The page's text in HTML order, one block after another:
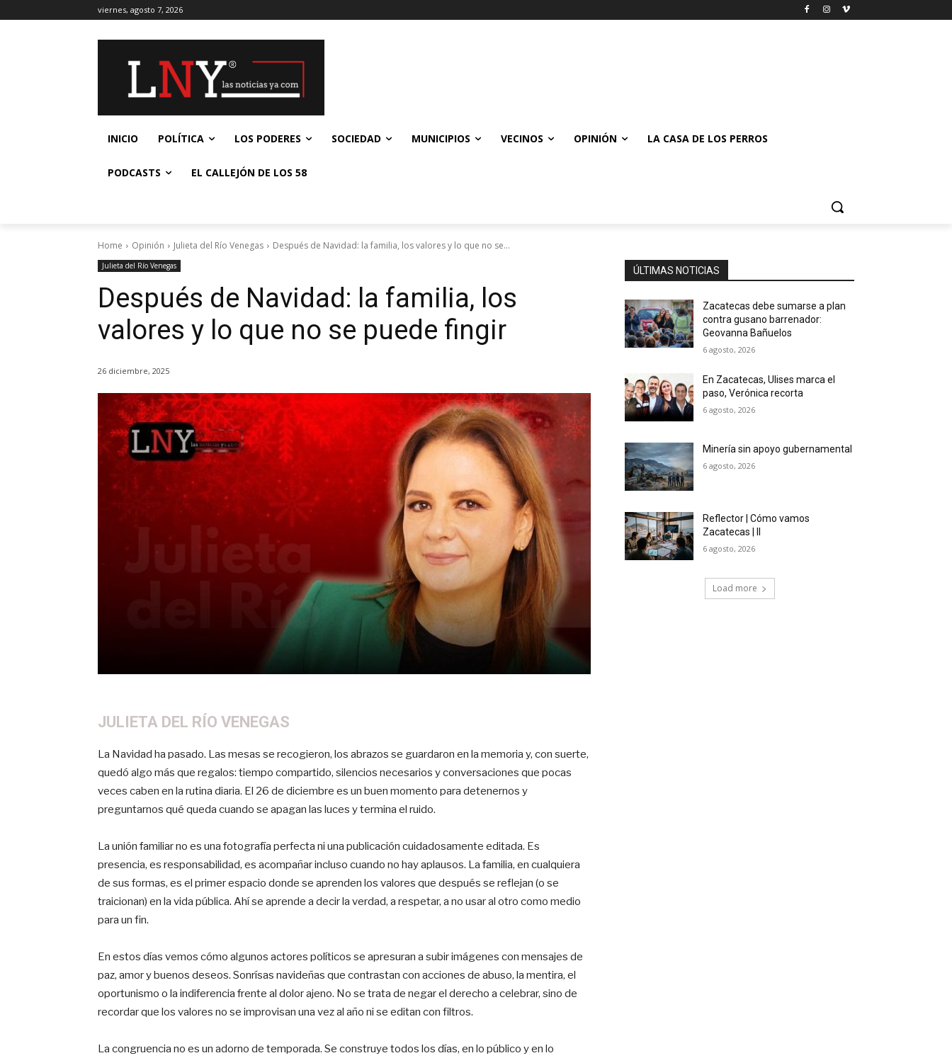
viernes, agosto 7, 2026
INICIO POLÍTICA LOS PODERES SOCIEDAD MUNICIPIOS VECINOS OPINIÓN LA CASA DE LOS PERROS
PODCASTS EL CALLEJÓN DE LOS 58
Home Opinión Julieta del Río Venegas Después de Navidad: la familia, los valores y lo que no se...
Julieta del Río Venegas
Después de Navidad: la familia, los
valores y lo que no se puede fingir
26 diciembre, 2025
JULIETA DEL RÍO VENEGAS
La Navidad ha pasado. Las mesas se recogieron, los abrazos se guardaron en la memoria y, con suerte,
quedó algo más que regalos: tiempo compartido, silencios necesarios y conversaciones que pocas
veces caben en la rutina diaria. El 26 de diciembre es un buen momento para detenernos y
preguntarnos qué queda cuando se apagan las luces y termina el ruido.
La unión familiar no es una fotografía perfecta ni una publicación cuidadosamente editada. Es
presencia, es responsabilidad, es acompañar incluso cuando no hay aplausos. La familia, en cualquiera
de sus formas, es el primer espacio donde se aprenden los valores que después se reflejan (o se
traicionan) en la vida pública. Ahí se aprende a decir la verdad, a respetar, a no usar al otro como medio
para un fin.
En estos días vemos cómo algunos actores políticos se apresuran a subir imágenes con mensajes de
paz, amor y buenos deseos. Sonrísas navideñas que contrastan con acciones de abuso, la mentira, el
oportunismo o la indiferencia frente al dolor ajeno. No se trata de negar el derecho a celebrar, sino de
recordar que los valores no se improvisan una vez al año ni se editan con filtros.
La congruencia no es un adorno de temporada. Se construye todos los días, en lo público y en lo
ÚLTIMAS NOTICIAS
Zacatecas debe sumarse a plan
contra gusano barrenador:
Geovanna Bañuelos
6 agosto, 2026
En Zacatecas, Ulises marca el
paso, Verónica recorta
6 agosto, 2026
Minería sin apoyo gubernamental
6 agosto, 2026
Reflector | Cómo vamos
Zacatecas | II
6 agosto, 2026
Load more